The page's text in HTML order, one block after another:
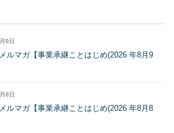
9日
ルマガ【事業承継ことはじめ(2026 年8月9
8日
ルマガ【事業承継ことはじめ(2026 年8月8